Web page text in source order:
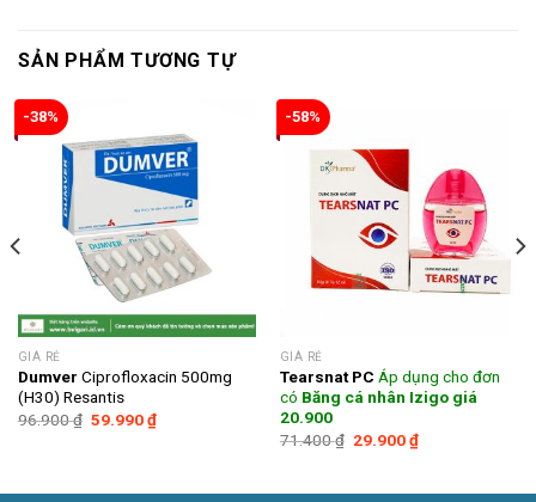
SẢN PHẨM TƯƠNG TỰ
-38%
GIÁ RẺ
Dumver Ciprofloxacin 500mg
(H30) Resantis
96.900₫ Giá
59.990₫Giá
hiện
-58%
GIÁ RẺ
Tearsnat PC Áp dụng cho đơn
có Băng cá nhân Izigo giá
20.900
71.400₫ Giá
29.900₫Giá
hiện